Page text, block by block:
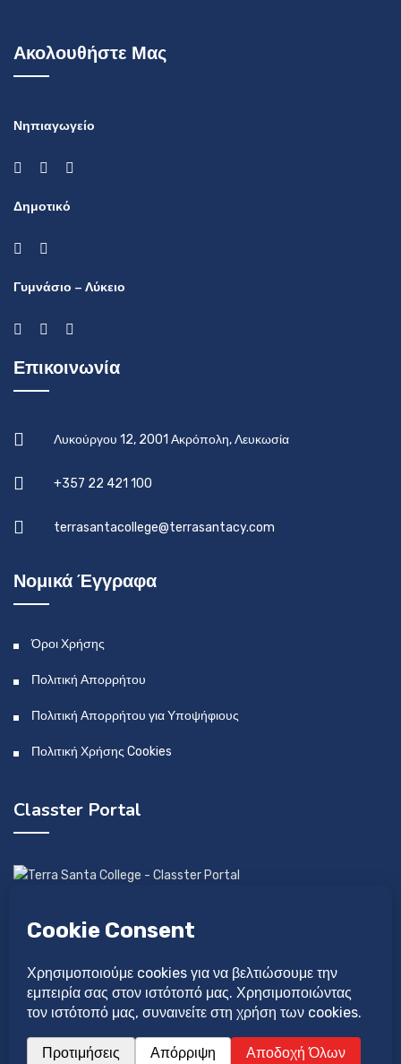
Ακολουθήστε Μας
Νηπιαγωγείο
Δημοτικό
Γυμνάσιο – Λύκειο
Επικοινωνία
Λυκούργου 12, 2001 Ακρόπολη, Λευκωσία
+357 22 421 100
terrasantacollege@terrasantacy.com
Νομικά Έγγραφα
Όροι Χρήσης
Πολιτική Απορρήτου
Πολιτική Απορρήτου για Υποψήφιους
Πολιτική Χρήσης Cookies
Classter Portal
©Copyright 2026 Κολέγιο Τέρρα Σάντα.
Αναπτύχθηκε από: Idilio Studio Ltd
Σχεδιάστηκε από: Νατάσα Λαγού